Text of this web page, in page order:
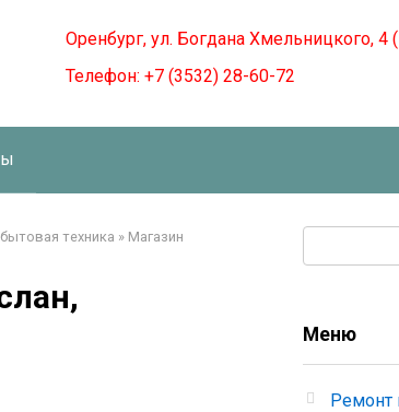
Оренбург, ул. Богдана Хмельницкого,
Телефон: +7 (3532) 28-60-72
техника » Магазин
Меню
Ремонт